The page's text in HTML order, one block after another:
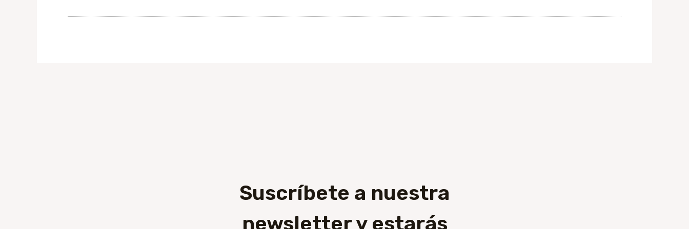
Suscríbete a nuestra
newsletter y estarás